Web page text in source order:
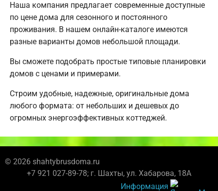
Наша компания предлагает современные доступные
по цене дома для сезонного и постоянного
проживания. В нашем онлайн-каталоге имеются
разные варианты домов небольшой площади.
Вы сможете подобрать простые типовые планировки
домов с ценами и примерами.
Строим удобные, надежные, оригинальные дома
любого формата: от небольших и дешевых до
огромных энергоэффективных коттеджей.
© 2026 shahtybrusdoma.ru
+7 921 027-89-78; г. Шахты, ул. Хабарова, 18А
Информация